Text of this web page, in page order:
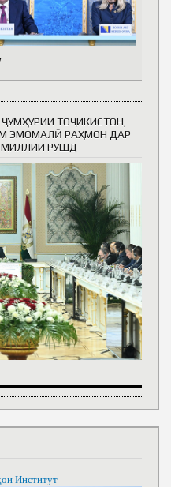
ТОҶИКИСТОН,
ЭМОМАЛӢ РАҲМОН ДАР
РУШД
Институт